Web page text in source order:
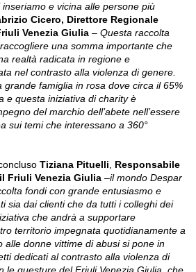
e vicina alle persone più
Cicero, Direttore Regionale
Venezia Giulia – Questa raccolta
una somma importante che
realtà radicata in regione e
nel contrasto alla violenza di genere.
grande famiglia in rosa dove circa il 65%
e questa iniziativa di charity è
del marchio dell’abete nell’essere
sui temi che interessano a 360°
Tiziana Pituelli, Responsabile
Friuli Venezia Giulia –il mondo Despar
fondi con grande entusiasmo e
sia dai clienti che da tutti i colleghi dei
che andrà a supportare
territorio impegnata quotidianamente a
alle donne vittime di abusi si pone in
dedicati al contrasto alla violenza di